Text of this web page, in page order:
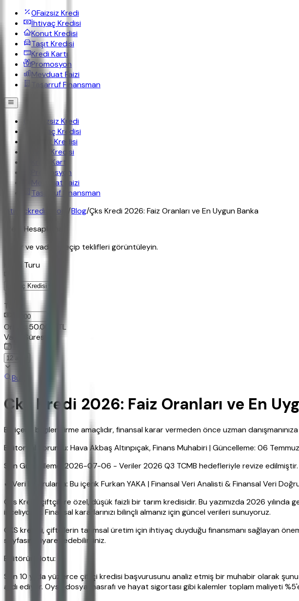
0Faizsiz Kredi
İhtiyaç Kredisi
Konut Kredisi
Taşıt Kredisi
Kredi Kartı
Promosyon
Mevduat Faizi
Tasarruf Finansman
Faizsiz Kredi
İhtiyaç Kredisi
Konut Kredisi
Taşıt Kredisi
Kredi Kartı
Promosyon
Mevduat Faizi
Tasarruf Finansman
ihtiyackredisi.com /Blog/Çks Kredi 2026: Faiz Oranları ve En Uygun Banka
Kredi Hesaplama
Tutar ve vadeyi seçip teklifleri görüntüleyin.
Kredi Turu
Tutar
Ornek: 50.000
TL
Vade Süresi
Bul
Çks Kredi 2026: Faiz Oranları ve En
Bu içerik bilgilendirme amaçlıdır, finansal karar vermeden önce uzman
Editoryal Sorumlu: Hava Akbaş Altınpıçak, Finans Muhabiri | Güncelleme: 06
Son Güncelleme: 2026-07-06 - Veriler 2026 Q3 TCMB hedefleriyle revize edilmiştir.
✔ Veri Doğrulama: Bu içerik Furkan YAKA | Finansal Veri Analisti & Finansal Veri
Çks Kredi, çiftçilere özel, düşük faizli bir tarım kredisidir. Bu yazımızda 2026
inceliyoruz. Finansal kararlarınızı bilinçli almanız için güncel verileri sunuyoruz.
CKS kredisi, çiftçilerin tarımsal üretim için ihtiyaç duyduğu finansmanı sağlayan
sayfasını ziyaret edebilirsiniz.
Editörün Notu:
Son 10 yılda yüzlerce çiftçi kredisi başvurusunu analiz etmiş bir muhabir olarak
ardı ediyor. Oysa dosya masrafı ve hayat sigortası gibi kalemler toplam maliyeti